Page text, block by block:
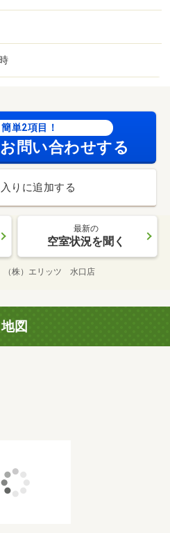
単2項目！
問い合わせする
りに追加する
最新の
空室状況を聞く
（株）エリッツ 水口店
地図